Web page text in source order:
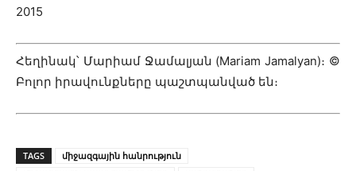
2015
Հեղինակ՝ Մարիամ Ջամալյան (Mariam Jamalyan)։ ©
Բոլոր իրավունքները պաշտպանված են։
TAGS
միջազգային հանրություն